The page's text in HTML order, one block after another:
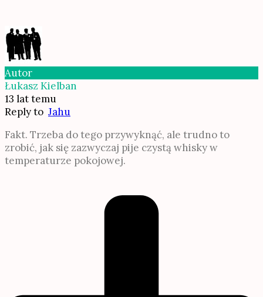
Autor
Łukasz Kielban
13 lat temu
Reply to Jahu
Fakt. Trzeba do tego przywyknąć, ale trudno to
zrobić, jak się zazwyczaj pije czystą whisky w
temperaturze pokojowej.